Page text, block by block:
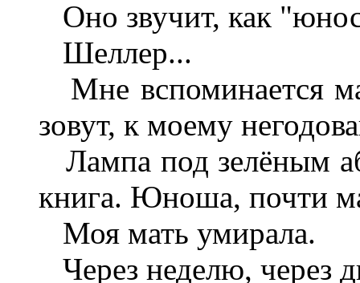
Оно звучит, как
Шеллер...
Мне вспоминается
зовут, к моему
Лампа под зелёным
книга. Юноша, почти
Моя мать умирала.
Через неделю, через